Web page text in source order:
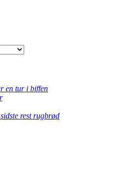
en tur i biffen
rest rugbrød